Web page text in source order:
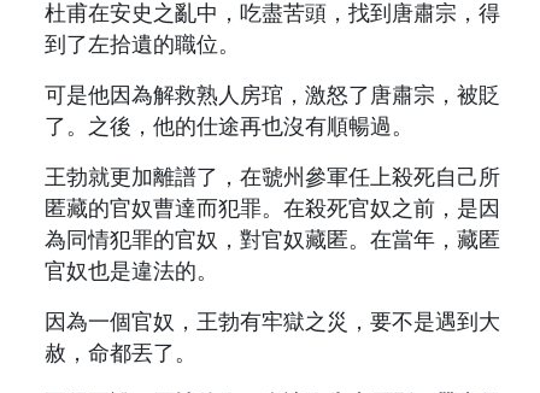
杜甫在安史之亂中，吃盡苦頭，找到唐肅宗，得
到了左拾遺的職位。
可是他因為解救熟人房琯，激怒了唐肅宗，被貶
了。之後，他的仕途再也沒有順暢過。
王勃就更加離譜了，在虢州參軍任上殺死自己所
匿藏的官奴曹達而犯罪。在殺死官奴之前，是因
為同情犯罪的官奴，對官奴藏匿。在當年，藏匿
官奴也是違法的。
因為一個官奴，王勃有牢獄之災，要不是遇到大
赦，命都丟了。